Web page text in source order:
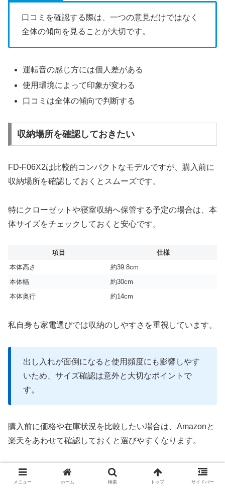
口コミを確認する際は、一つの意見だけではなく
全体の傾向を見ることが大切です。
運転音の感じ方には個人差がある
使用環境によって印象が変わる
口コミは全体の傾向で判断する
収納場所を確認しておきたい
FD-F06X2は比較的コンパクトなモデルですが、購入前に
収納場所を確認しておくとスムーズです。
特にクローゼットや寝室収納へ保管する予定の場合は、本
体サイズをチェックしておくと安心です。
項目
仕様
本体高さ
約39.8cm
本体幅
約30cm
本体奥行
約14cm
私自身も家電選びでは収納のしやすさを重視しています。
出し入れが面倒になると使用頻度にも影響しやす
いため、サイズ確認は意外と大切なポイントで
す。
購入前に価格や在庫状況を比較したい場合は、Amazonと
楽天をあわせて確認しておくと選びやすくなります。
メニュー ホーム 検索 トップ サイドバー